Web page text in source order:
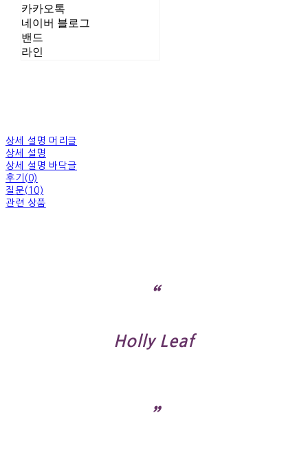
카카오톡
네이버 블로그
밴드
라인
상세 설명 머리글
상세 설명
상세 설명 바닥글
후기(0)
질문(10)
관련 상품
“
Holly Leaf
”